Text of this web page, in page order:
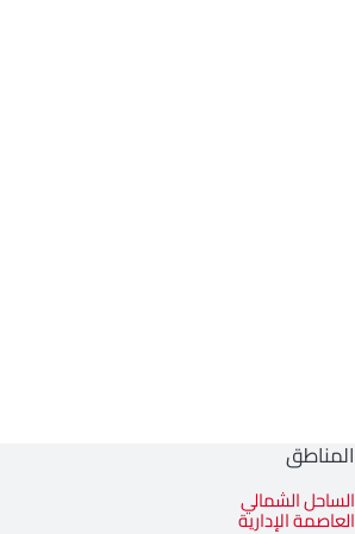
المناطق
الساحل الشمالي
العاصمة الإدارية